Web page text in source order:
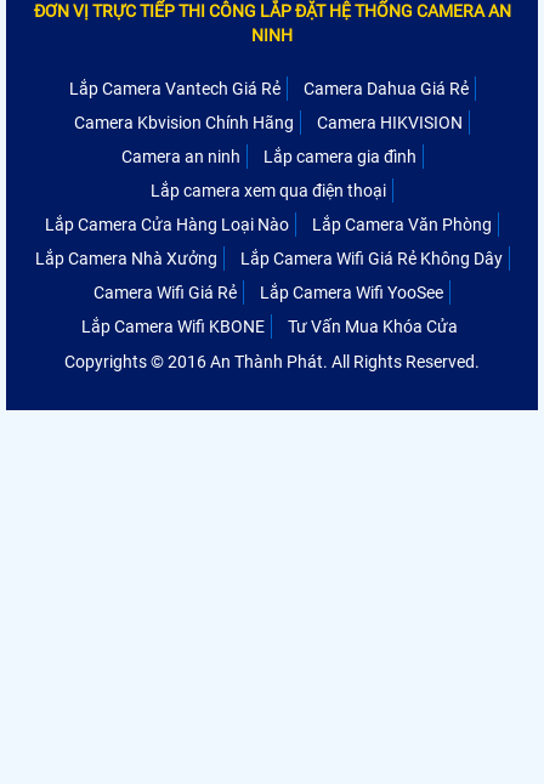
ĐƠN VỊ TRỰC TIẾP THI CÔNG LẮP ĐẶT HỆ THỐNG CAMERA AN
NINH
Lắp Camera Vantech Giá Rẻ
Camera Dahua Giá Rẻ
Camera Kbvision Chính Hãng
Camera HIKVISION
Camera an ninh
Lắp camera gia đình
Lắp camera xem qua điện thoại
Lắp Camera Cửa Hàng Loại Nào
Lắp Camera Văn Phòng
Lắp Camera Nhà Xưởng
Lắp Camera Wifi Giá Rẻ Không Dây
Camera Wifi Giá Rẻ
Lắp Camera Wifi YooSee
Lắp Camera Wifi KBONE
Tư Vấn Mua Khóa Cửa
Copyrights © 2016 An Thành Phát. All Rights Reserved.